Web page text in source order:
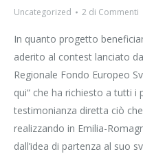
Uncategorized 2 di Commenti
In quanto progetto
aderito al contest lanciato
Regionale Fondo Europeo
qui“ che ha richiesto a tutti i
testimonianza diretta ciò
realizzando in Emilia-
dall’idea di partenza al suo